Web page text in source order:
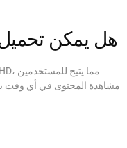
هل يمكن
مشاهدة المحتوى في أي وقت